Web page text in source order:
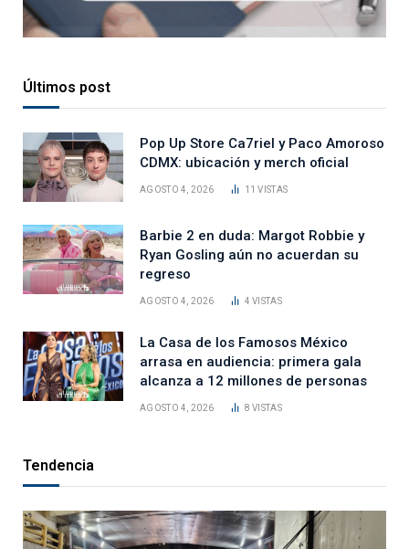
Últimos post
Pop Up Store Ca7riel y Paco Amoroso
CDMX: ubicación y merch oficial
AGOSTO 4, 2026 11VISTAS
Barbie 2 en duda: Margot Robbie y
Ryan Gosling aún no acuerdan su
regreso
AGOSTO 4, 2026 4VISTAS
La Casa de los Famosos México
arrasa en audiencia: primera gala
alcanza a 12 millones de personas
AGOSTO 4, 2026 8VISTAS
Tendencia